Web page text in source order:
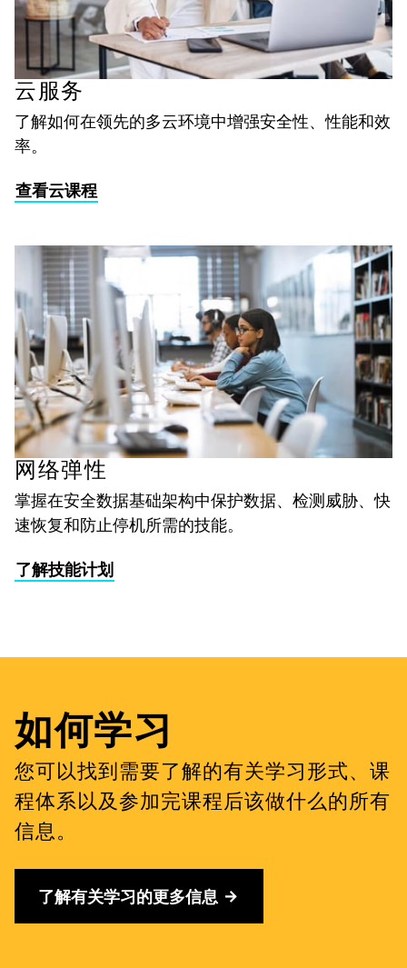
云服务
了解如何在领先的多云环境中增强安全性、性能和效
率。
查看云课程
网络弹性
掌握在安全数据基础架构中保护数据、检测威胁、快
速恢复和防止停机所需的技能。
了解技能计划
如何学习
您可以找到需要了解的有关学习形式、课
程体系以及参加完课程后该做什么的所有
信息。
了解有关学习的更多信息